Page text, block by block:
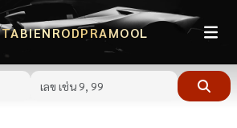
TABIENRODPRAMOOL